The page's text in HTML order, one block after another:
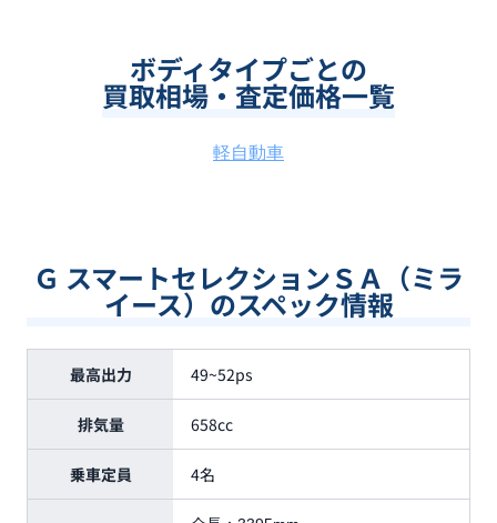
ボディタイプごとの
買取相場・査定価格一覧
軽自動車
Ｇ スマートセレクションＳＡ（ミラ
イース）のスペック情報
最高出力 49~52ps
排気量 658cc
乗車定員 4名